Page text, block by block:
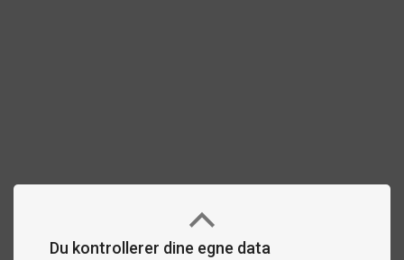
Du kontrollerer dine egne data